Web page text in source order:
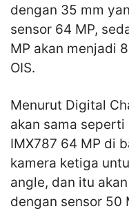
dengan 35 mm
sensor 64 MP,
MP akan menjadi
OIS.
Menurut Digital
akan sama seperti
IMX787 64 MP di
kamera ketiga
angle, dan itu
dengan sensor 50